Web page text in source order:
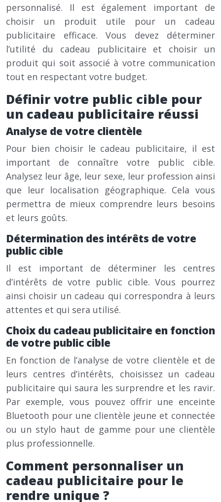
personnalisé. Il est également important de
choisir un produit utile pour un cadeau
publicitaire efficace. Vous devez déterminer
l’utilité du cadeau publicitaire et choisir un
produit qui soit associé à votre communication
tout en respectant votre budget.
Définir votre public cible pour
un cadeau publicitaire réussi
Analyse de votre clientèle
Pour bien choisir le cadeau publicitaire, il est
important de connaître votre public cible.
Analysez leur âge, leur sexe, leur profession ainsi
que leur localisation géographique. Cela vous
permettra de mieux comprendre leurs besoins
et leurs goûts.
Détermination des intérêts de votre
public cible
Il est important de déterminer les centres
d’intérêts de votre public cible. Vous pourrez
ainsi choisir un cadeau qui correspondra à leurs
attentes et qui sera utilisé.
Choix du cadeau publicitaire en fonction
de votre public cible
En fonction de l’analyse de votre clientèle et de
leurs centres d’intérêts, choisissez un cadeau
publicitaire qui saura les surprendre et les ravir.
Par exemple, vous pouvez offrir une enceinte
Bluetooth pour une clientèle jeune et connectée
ou un stylo haut de gamme pour une clientèle
plus professionnelle.
Comment personnaliser un
cadeau publicitaire pour le
rendre unique ?